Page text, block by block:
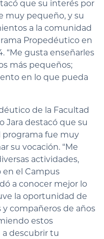
que su interés por
muy pequeño, y su
a la comunidad
Propedéutico en
“Me gusta enseñarles
más pequeños;
en lo que pueda
de la Facultad
Jara destacó que su
programa fue muy
su vocación. “Me
actividades,
el Campus
a conocer mejor lo
la oportunidad de
compañeros de años
estos
a descubrir tu